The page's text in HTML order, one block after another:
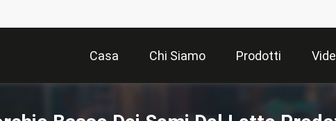
Casa Chi Siamo Prodotti